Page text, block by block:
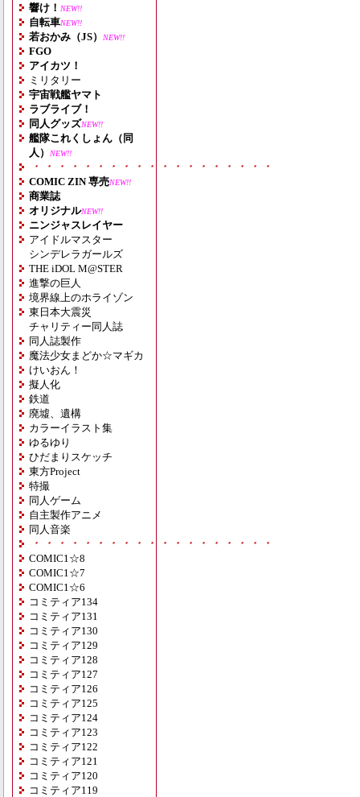
響け！ NEW!!
自転車NEW!!
若おかみ（JS） NEW!!
FGO
アイカツ！
ミリタリー
宇宙戦艦ヤマト
ラブライブ！
同人グッズNEW!!
艦隊これくしょん（同
人）
NEW!!
・・・・・・・・・・・・・・・・・・・
COMIC ZIN 専売NEW!!
商業誌
オリジナルNEW!!
ニンジャスレイヤー
アイドルマスター
シンデレラガールズ
THE iDOL M@STER
進撃の巨人
境界線上のホライゾン
東日本大震災
チャリティー同人誌
同人誌製作
魔法少女まどか☆マギカ
けいおん！
擬人化
鉄道
廃墟、遺構
カラーイラスト集
ゆるゆり
ひだまりスケッチ
東方Project
特撮
同人ゲーム
自主製作アニメ
同人音楽
・・・・・・・・・・・・・・・・・・・
COMIC1☆8
COMIC1☆7
COMIC1☆6
コミティア134
コミティア131
コミティア130
コミティア129
コミティア128
コミティア127
コミティア126
コミティア125
コミティア124
コミティア123
コミティア122
コミティア121
コミティア120
コミティア119